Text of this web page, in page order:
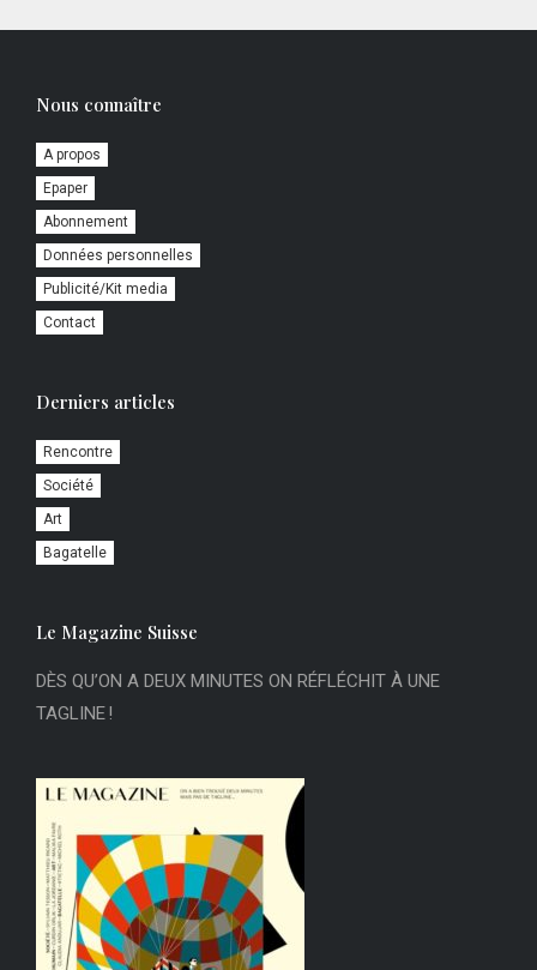
Nous connaître
A propos
Epaper
Abonnement
Données personnelles
Publicité/Kit media
Contact
Derniers articles
Rencontre
Société
Art
Bagatelle
Le Magazine Suisse
DÈS QU’ON A DEUX MINUTES ON RÉFLÉCHIT À UNE
TAGLINE !